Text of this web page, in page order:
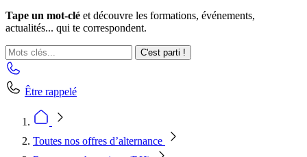
Tape un mot-clé et découvre les formations, événements,
actualités... qui te correspondent.
C'est parti !
Être rappelé
Toutes nos offres d’alternance